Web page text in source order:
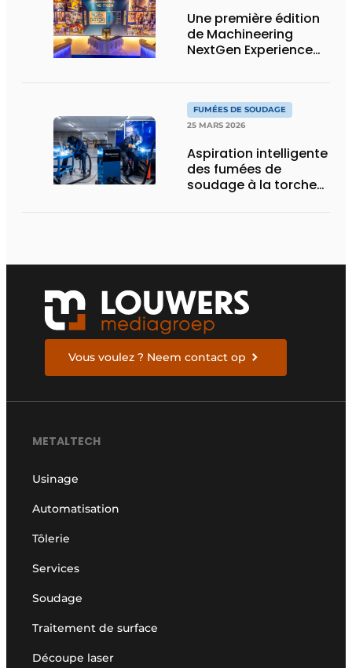
surface
Une première édition
de Machineering
NextGen Experience
FUMÉES DE SOUDAGE
25 MARS 2026
Aspiration intelligente
des fumées de
soudage à la torche
Vous voulez ? Neem contact op
METALTECH
Usinage
Automatisation
Tôlerie
Services
Soudage
Traitement de surface
Découpe laser